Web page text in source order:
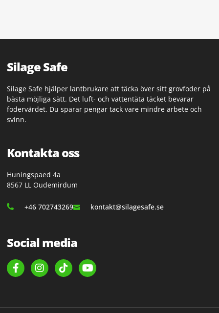
Silage Safe
Silage Safe hjälper lantbrukare att täcka över sitt grovfoder på
bästa möjliga sätt. Det luft- och vattentäta täcket bevarar
fodervärdet. Du sparar pengar tack vare mindre arbete och
svinn.
Kontakta oss
Huningspaed 4a
8567 LL Oudemirdum
+46 702743269 kontakt@silagesafe.se
Social media